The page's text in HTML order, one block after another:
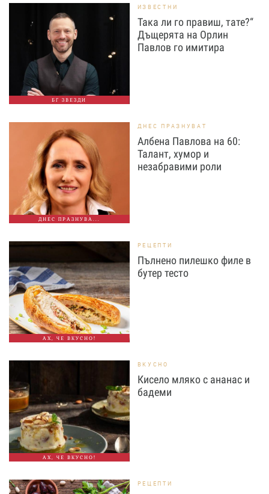
БГ ЗВЕЗДИ
ИЗВЕСТНИ
Така ли го правиш, тате?“
Дъщерята на Орлин
Павлов го имитира
ДНЕС ПРАЗНУВА...
ДНЕС ПРАЗНУВАТ
Албена Павлова на 60:
Талант, хумор и
незабравими роли
АХ, ЧЕ ВКУСНО!
РЕЦЕПТИ
Пълнено пилешко филе в
бутер тесто
АХ, ЧЕ ВКУСНО!
ВКУСНО
Кисело мляко с ананас и
бадеми
РЕЦЕПТИ